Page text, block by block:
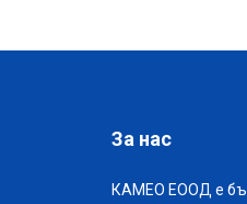
За нас
КАМЕО ЕООД е